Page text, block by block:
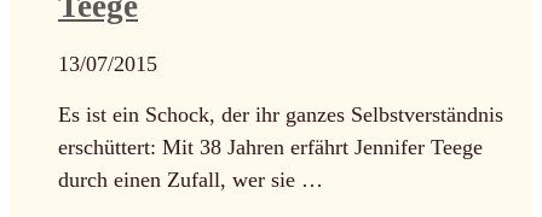
13/07/2015
Es ist ein Schock, der ihr ganzes Selbstverständnis
erschüttert: Mit 38 Jahren erfährt Jennifer Teege
durch einen Zufall, wer sie …